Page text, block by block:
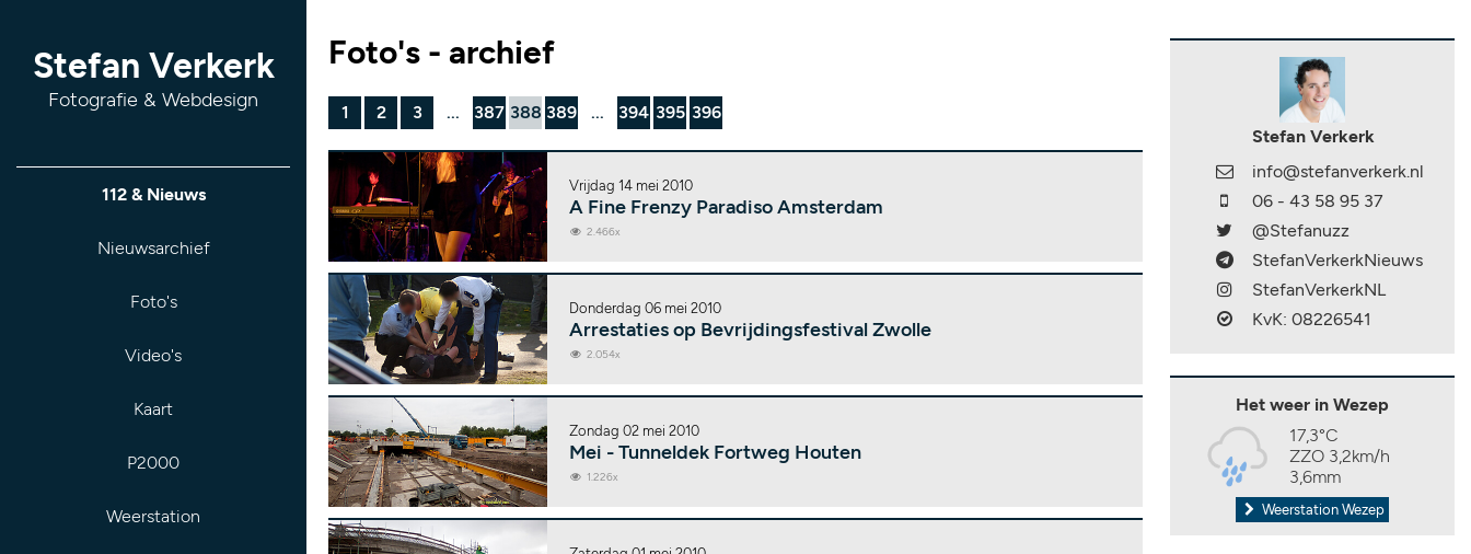
Stefan Verkerk
Fotografie & Webdesign
112 & Nieuws
Nieuwsarchief
Foto's
Video's
Kaart
P2000
Weerstation
Foto's - archief
1 2 3 ... 387 388 389 ... 394 395 396
Vrijdag 14 mei 2010
A Fine Frenzy Paradiso Amsterdam
2.466x
Donderdag 06 mei 2010
Arrestaties op Bevrijdingsfestival Zwolle
2.054x
Zondag 02 mei 2010
Mei - Tunneldek Fortweg Houten
1.226x
Stefan Verkerk
info@stefanverkerk.nl
06 - 43 58 95 37
@Stefanuzz
StefanVerkerkNieuws
StefanVerkerkNL
KvK: 08226541
Het weer in Wezep
17,3°C
ZZO 3,2km/h
3,6mm
Weerstation Wezep